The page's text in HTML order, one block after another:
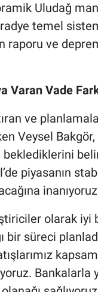
Uludağ
temel
raporu ve
Varan Vade
ve
Veysel
piyasanın
olarak
bir süreci
Bankalarla